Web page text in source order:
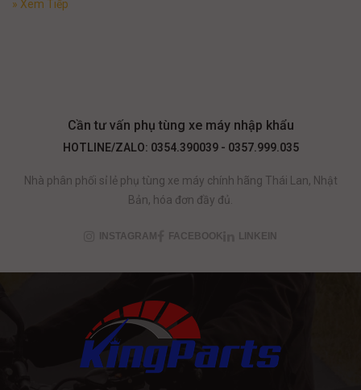
» Xem Tiếp
Cần tư vấn phụ tùng xe máy nhập khẩu
HOTLINE/ZALO: 0354.390039 - 0357.999.035
Nhà phân phối sỉ lẻ phụ tùng xe máy chính hãng Thái Lan, Nhật
Bản, hóa đơn đầy đủ.
INSTAGRAM FACEBOOK LINKEIN